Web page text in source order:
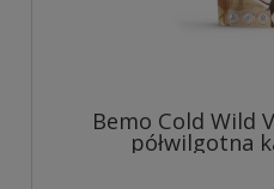
Bemo Cold Wild
półwilgotna